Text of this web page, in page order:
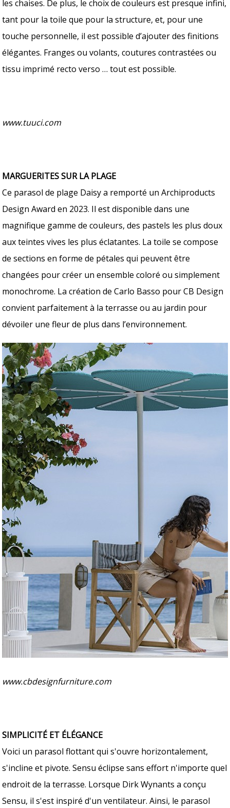
les chaises. De plus, le choix de couleurs est presque infini,
tant pour la toile que pour la structure, et, pour une
touche personnelle, il est possible d’ajouter des finitions
élégantes. Franges ou volants, coutures contrastées ou
tissu imprimé recto verso … tout est possible.
www.tuuci.com
MARGUERITES SUR LA PLAGE
Ce parasol de plage Daisy a remporté un Archiproducts
Design Award en 2023. Il est disponible dans une
magnifique gamme de couleurs, des pastels les plus doux
aux teintes vives les plus éclatantes. La toile se compose
de sections en forme de pétales qui peuvent être
changées pour créer un ensemble coloré ou simplement
monochrome. La création de Carlo Basso pour CB Design
convient parfaitement à la terrasse ou au jardin pour
dévoiler une fleur de plus dans l’environnement.
www.cbdesignfurniture.com
SIMPLICITÉ ET ÉLÉGANCE
Voici un parasol flottant qui s'ouvre horizontalement,
s'incline et pivote. Sensu éclipse sans effort n'importe quel
endroit de la terrasse. Lorsque Dirk Wynants a conçu
Sensu, il s'est inspiré d'un ventilateur. Ainsi, le parasol